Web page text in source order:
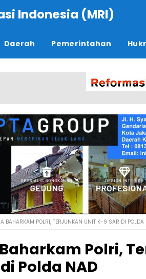
Indonesia (MRI)
Daerah Pemerintahan
BAHARKAM POLRI, TERJUNKAN UNIT K-9 SAR DI POLDA
Polri,
Polda NAD